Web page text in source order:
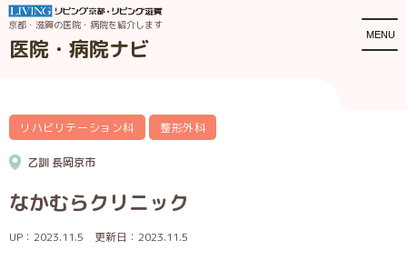
京都・滋賀の医院・病院を紹介します
医院・病院ナビ
MENU
リハビリテーション科 整形外科
乙訓 長岡京市
なかむらクリニック
UP：2023.11.5 更新日：2023.11.5